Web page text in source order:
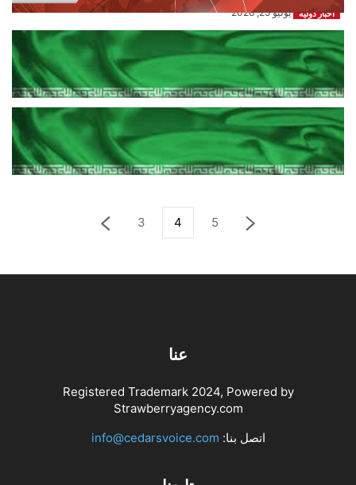
اخبار دولية يوليو 25, 2026
وزير الخارجية الإيراني: البند الخامس من
مذكرة التفاهم واضح وينص على...
اخبار دولية
عراقجي: لم نلحظ أي حسن نية في
سلوك الولايات المتحدة
اخبار دولية
3 4 5
عنا
Registered Trademark 2024, Powered by
Strawberryagency.com
اتصل بنا: info@cedarsvoice.com